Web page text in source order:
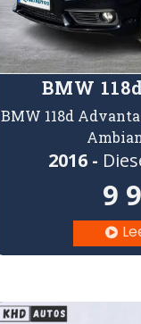
BMW
BMW 118d
2016 -
9
